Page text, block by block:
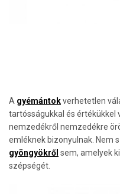
A gyémántokverhetetlen
tartósságukkal és értékükkel
nemzedékről nemzedékre
emléknek bizonyulnak. Nem
gyöngyökről sem, amelyek
szépségét.